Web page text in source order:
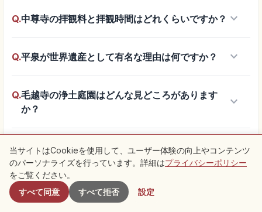
Q.中尊寺の拝観料と拝観時間はどれくらいですか？ keyboard_arrow_down
Q.平泉が世界遺産として有名な理由は何ですか？ keyboard_arrow_down
Q.毛越寺の浄土庭園はどんな見どころがあります
か？
keyboard_arrow_down
Q.龍泉洞の観覧料と洞内の気温を教えてください？keyboard_arrow_down
Q.浄土ヶ浜という名前の由来は何ですか？
付近のスポット
当サイトはCookieを使用して、ユーザー体験の向上やコンテンツ
のパーソナライズを行っています。詳細はプライバシーポリシー
をご覧ください。
すべて同意
すべて拒否 設定